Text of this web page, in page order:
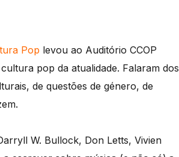
Pop levou ao Auditório CCOP
pop da atualidade. Falaram dos
de questões de género, de
W. Bullock, Don Letts, Vivien